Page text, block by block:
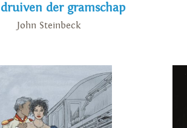
der gramschap
John Steinbeck